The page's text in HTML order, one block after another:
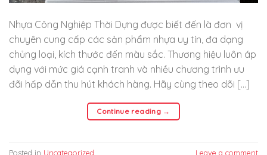
Nhựa Công Nghiệp Thời Dựng được biết đến là đơn vị
chuyên cung cấp các sản phẩm nhựa uy tín, đa dạng
chủng loại, kích thước đến màu sắc. Thương hiệu luôn áp
dụng với mức giá cạnh tranh và nhiều chương trình ưu
đãi hấp dẫn thu hút khách hàng. Hãy cùng theo dõi […]
Continue reading →
Posted in Uncategorized Leave a comment